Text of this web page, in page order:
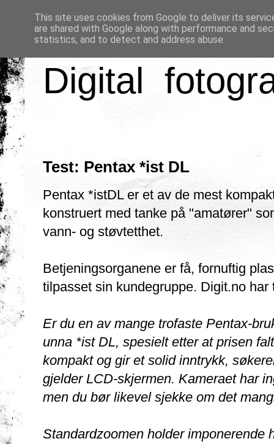
Digital
Test: Pentax *ist DL
Pentax *istDL er et av de mest
konstruert med tanke på "amatører"
vann- og støvtetthet.
Betjeningsorganene er få, fornuftig
tilpasset sin kundegruppe. Digit.no har
Er du en av mange trofaste Pentax-
unna *ist DL, spesielt etter at prisen
kompakt og gir et solid inntrykk,
gjelder LCD-skjermen. Kameraet har
men du bør likevel sjekke om det
Standardzoomen holder imponerende
This site uses cookies from Google to deliver its
are shared with Google along with performance and
statistics, and to detect and address abuse.